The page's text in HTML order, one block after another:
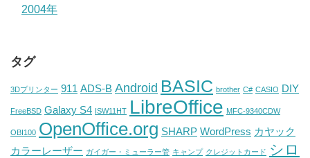
2004年
タグ
3Dプリンター 911 ADS-B Android BASIC brother C# CASIO DIY
FreeBSD Galaxy S4 ISW11HT LibreOffice MFC-9340CDW
OBI100 OpenOffice.org SHARP WordPress カヤック
カラーレーザー ガイガー・ミューラー管 キャンプ クレジットカード シロ